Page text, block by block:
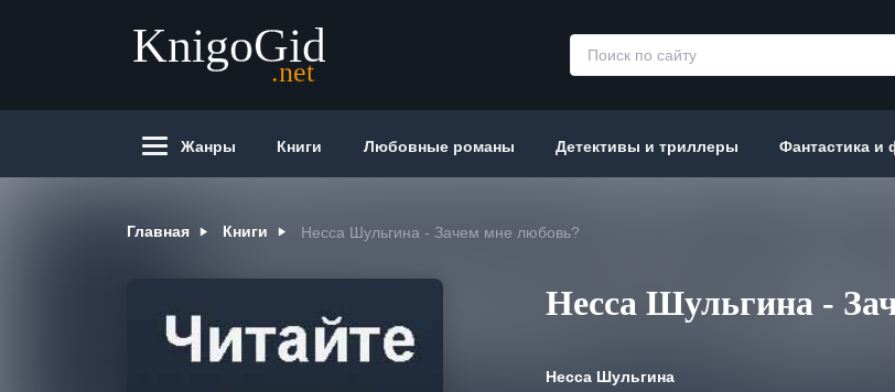
Жанры Книги Любовные романы Детективы и триллеры Фантастика и
Главная Книги Несса Шульгина - Зачем мне любовь?
Несса Шульгина -
Несса Шульгина